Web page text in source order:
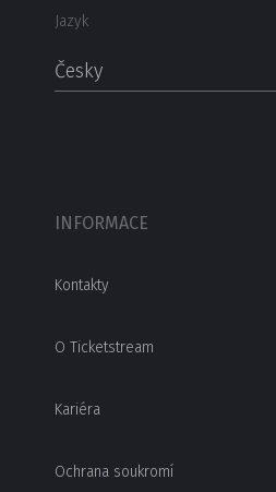
Jazyk
Česky
INFORMACE
Kontakty
O Ticketstream
Kariéra
Ochrana soukromí